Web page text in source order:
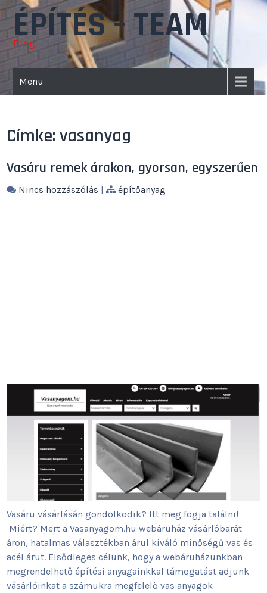
Skip
to
contentÉPÍTÉS – TEAM
Blog
Menu
Címke:vasanyag
Vasáru remek árakon, gyorsan, egyszerűen
Nincs hozzászólás | építőanyag
Vasáru vásárlásán gondolkodik? Itt meg fogja találni!
Miért? Mert a Vasanyagom.hu webáruház vásárlóbarát
áron, hatalmas választékban árul kiváló minőségű vas és
acél árut. Elsődleges célunk, hogy a webáruházunkban
megrendelhető építési anyagainkkal támogatást adjunk
vásárlóinkat a számukra megfelelő vas anyagok